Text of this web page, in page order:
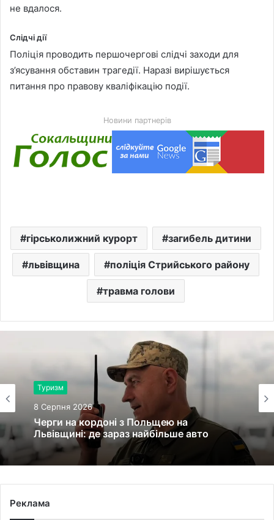
не вдалося.
Слідчі дії
Поліція проводить першочергові слідчі заходи для
з’ясування обставин трагедії. Наразі вирішується
питання про правову кваліфікацію події.
Новини партнерів
гірськолижний курорт загибель дитини
львівщина поліція Стрийського району
травма голови
Туризм
8 Серпня 2026
Черги на кордоні з Польщею на
Львівщині: де зараз найбільше авто
Реклама